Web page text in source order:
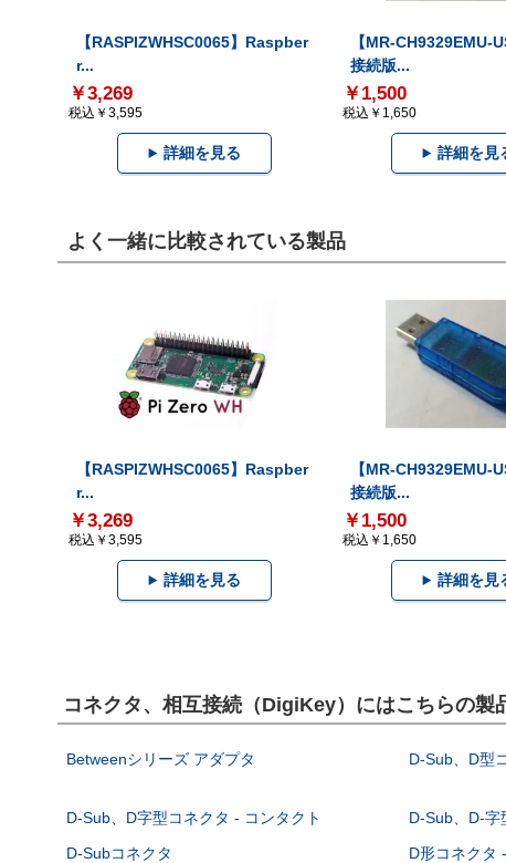
【RASPIZWHSC0065】Raspber
r...
￥3,269
税込￥3,595
詳細を見る
【MR-CH9329EMU-
接続版...
￥1,500
税込￥1,650
詳細を見
よく一緒に比較されている製品
【RASPIZWHSC0065】Raspber
r...
￥3,269
税込￥3,595
詳細を見る
【MR-CH9329EMU-
接続版...
￥1,500
税込￥1,650
詳細を見
コネクタ、相互接続（DigiKey）にはこちらの製
Betweenシリーズ アダプタ D-Sub、D型
D-Sub、D字型コネクタ - コンタクト D-Sub、D-字
D-Subコネクタ
D形コネクタ